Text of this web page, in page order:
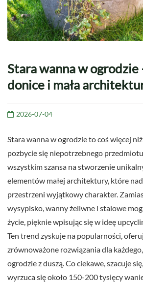
Stara wanna w
donice i mała
2026-07-04
Stara wanna w ogrodzie to coś więcej
pozbycie się niepotrzebnego
wszystkim szansa na stworzenie
elementów małej architektury, które
przestrzeni wyjątkowy charakter.
wysypisko, wanny żeliwne i stalowe
życie, pięknie wpisując się w ideę
Ten trend zyskuje na popularności,
zrównoważone rozwiązania dla
ogrodzie z duszą. Co ciekawe, szacuje
wyrzuca się około 150-200 tysięcy